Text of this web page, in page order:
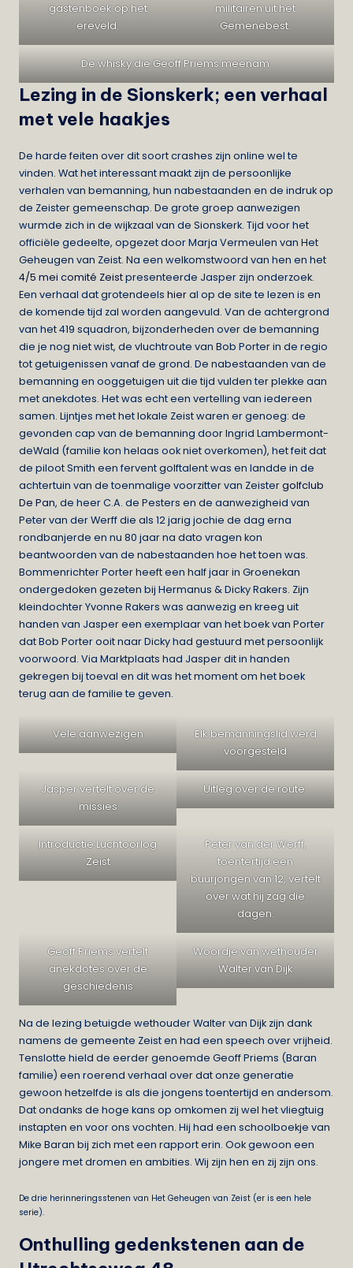
gastenboek op het
ereveld.
militairen uit het
Gemenebest.
De whisky die Geoff Priems meenam.
Lezing in de Sionskerk; een verhaal
met vele haakjes
De harde feiten over dit soort crashes zijn online wel te
vinden. Wat het interessant maakt zijn de persoonlijke
verhalen van bemanning, hun nabestaanden en de indruk op
de Zeister gemeenschap. De grote groep aanwezigen
wurmde zich in de wijkzaal van de Sionskerk. Tijd voor het
officiële gedeelte, opgezet door Marja Vermeulen van Het
Geheugen van Zeist. Na een welkomstwoord van hen en het
4/5 mei comité Zeistpresenteerde Jasper zijn onderzoek.
Een verhaal dat grotendeels hieral op de site te lezen is en
de komende tijd zal worden aangevuld. Van de achtergrond
van het 419 squadron, bijzonderheden over de bemanning
die je nog niet wist, de vluchtroute van Bob Porter in de regio
tot getuigenissen vanaf de grond. De nabestaanden van de
bemanning en ooggetuigen uit die tijd vulden ter plekke aan
met anekdotes. Het was echt een vertelling van iedereen
samen. Lijntjes met het lokale Zeist waren er genoeg: de
gevonden cap van de bemanning door Ingrid Lambermont-
deWald (familie kon helaas ook niet overkomen), het feit dat
de piloot Smith een fervent golftalent was en landde in de
achtertuin van de toenmalige voorzitter van Zeistergolfclub
De Pan, de heer C.A. de Pesters en de aanwezigheid van
Peter van der Werff die als 12 jarig jochie de dag erna
rondbanjerde en nu 80 jaar na dato vragen kon
beantwoorden van de nabestaanden hoe het toen was.
Bommenrichter Porter heeft een half jaar in Groenekan
ondergedoken gezeten bij Hermanus & Dicky Rakers. Zijn
kleindochter Yvonne Rakers was aanwezig en kreeg uit
handen van Jasper een exemplaar van het boek van Porter
dat Bob Porter ooit naar Dicky had gestuurd met persoonlijk
voorwoord. Via Marktplaats had Jasper dit in handen
gekregen bij toeval en dit was het moment om het boek
terug aan de familie te geven.
Vele aanwezigen
Elk bemanningslid werd
voorgesteld
Jasper vertelt over de
missies
Uitleg over de route.
Introductie Luchtoorlog
Zeist
Peter van der Werff,
toentertijd een
buurjongen van 12, vertelt
over wat hij zag die
dagen.
Geoff Priems vertelt
anekdotes over de
geschiedenis
Woordje van wethouder
Walter van Dijk
Na de lezing betuigde wethouder Walter van Dijk zijn dank
namens de gemeente Zeist en had een speech over vrijheid.
Tenslotte hield de eerder genoemde Geoff Priems (Baran
familie) een roerend verhaal over dat onze generatie
gewoon hetzelfde is als die jongens toentertijd en andersom.
Dat ondanks de hoge kans op omkomen zij wel het vliegtuig
instapten en voor ons vochten. Hij had een schoolboekje van
Mike Baran bij zich met een rapport erin. Ook gewoon een
jongere met dromen en ambities. Wij zijn hen en zij zijn ons.
De drie herinneringsstenen van Het Geheugen van Zeist (er is een hele
serie).
Onthulling gedenkstenen aan de